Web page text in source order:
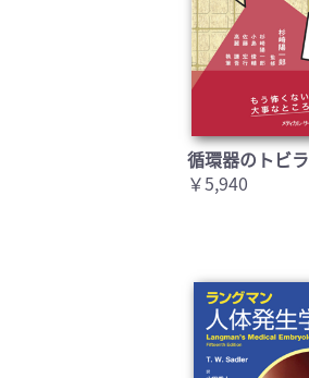
循環器のトビラ
￥5,940